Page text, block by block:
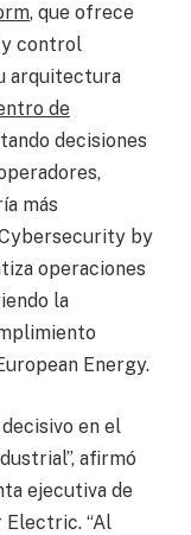
, que ofrece
y control
arquitectura
de
decisiones
más
by
operaciones
la
Energy.
en el
afirmó
ejecutiva de
Electric. “Al